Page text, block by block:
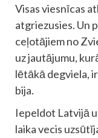
Visas viesnīcas
atgriezusies. Un
ceļotājiem no
uz jautājumu,
lētākā degviela,
bija.
Iepeldot Latvijā
laika vecis